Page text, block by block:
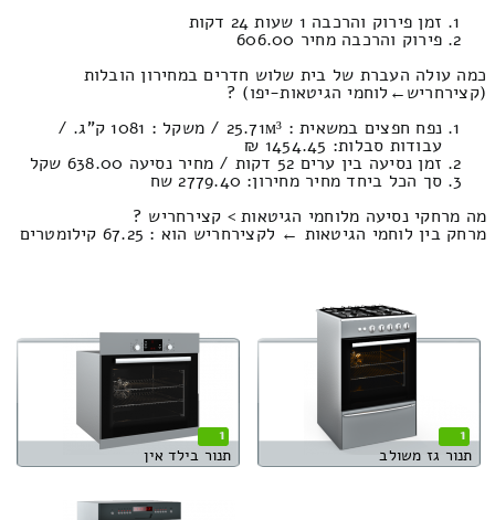
זמן פירוק והרכבה 1 שעות 24 דקות
פירוק והרכבה מחיר 606.00
כמה עולה העברת של בית שלוש חדרים במחירון הובלות
(קצירחריש‎←‏לוחמי הגיטאות-יפו) ?
נפח חפצים במשאית : 25.71м³ / משקל : 1081 ק”ג. /
עבודות סבלות: 1454.45 ₪
זמן נסיעה בין ערים 52 דקות / מחיר נסיעה 638.00 שקל
סך הכל ביחד מחיר מחירון: 2779.40 שח
מה מרחקי נסיעה מלוחמי הגיטאות > קצירחריש ?
מרחק בין לוחמי הגיטאות ← לקצירחריש הוא : 67.25 קילומטרים
1
תנור גז משולב
1
תנור בילד אין